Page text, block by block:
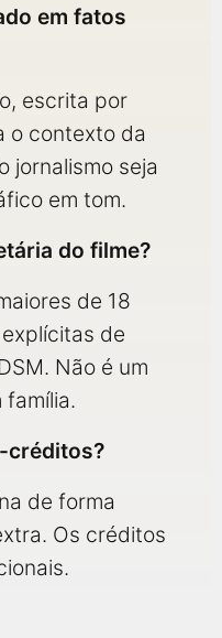
em fatos
escrita por
o contexto da
jornalismo seja
em tom.
do filme?
de 18
de
Não é um
família.
créditos?
de forma
Os créditos